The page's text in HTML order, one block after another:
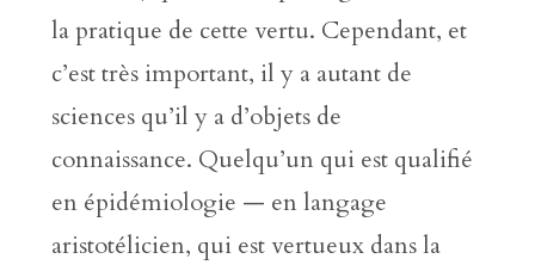
la pratique de cette vertu. Cependant, et
c’est très important, il y a autant de
sciences qu’il y a d’objets de
connaissance. Quelqu’un qui est qualifié
en épidémiologie — en langage
aristotélicien, qui est vertueux dans la